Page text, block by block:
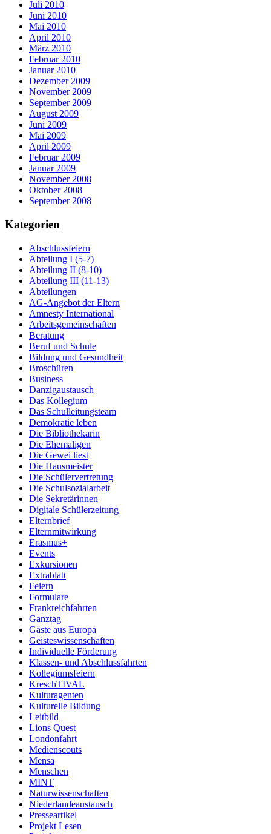
Juli 2010
Juni 2010
Mai 2010
April 2010
März 2010
Februar 2010
Januar 2010
Dezember 2009
November 2009
September 2009
August 2009
Juni 2009
Mai 2009
April 2009
Februar 2009
Januar 2009
November 2008
Oktober 2008
September 2008
Kategorien
Abschlussfeiern
Abteilung I (5-7)
Abteilung II (8-10)
Abteilung III (11-13)
Abteilungen
AG-Angebot der Eltern
Amnesty International
Arbeitsgemeinschaften
Beratung
Beruf und Schule
Bildung und Gesundheit
Broschüren
Business
Danzigaustausch
Das Kollegium
Das Schulleitungsteam
Demokratie leben
Die Bibliothekarin
Die Ehemaligen
Die Gewei liest
Die Hausmeister
Die Schülervertretung
Die Schulsozialarbeit
Die Sekretärinnen
Digitale Schülerzeitung
Elternbrief
Elternmitwirkung
Erasmus+
Events
Exkursionen
Extrablatt
Feiern
Formulare
Frankreichfahrten
Ganztag
Gäste aus Europa
Geisteswissenschaften
Individuelle Förderung
Klassen- und Abschlussfahrten
Kollegiumsfeiern
KreschTIVAL
Kulturagenten
Kulturelle Bildung
Leitbild
Lions Quest
Londonfahrt
Medienscouts
Mensa
Menschen
MINT
Naturwissenschaften
Niederlandeaustausch
Presseartikel
Projekt Lesen